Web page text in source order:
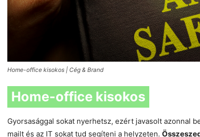
Home-office kisokos | Cég & Brand
Home-office kisokos
Gyorsasággal sokat nyerhetsz, ezért javasolt azonnal
mailt és az IT sokat tud segíteni a helyzeten.